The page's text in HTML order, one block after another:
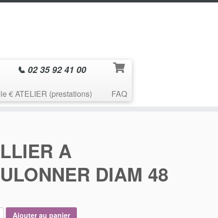
📞 02 35 92 41 00
€ ATELIER (prestations) FAQ
A
DIAM 48
Ajouter au panier